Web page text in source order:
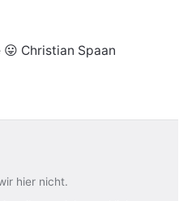
😛 Christian Spaan
hier nicht.